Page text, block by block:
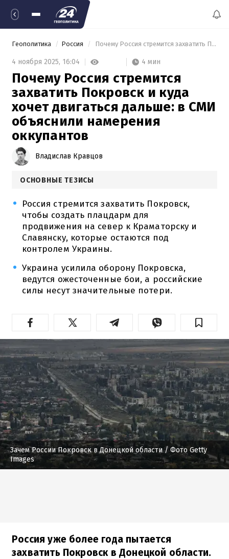
Геополитика Россия Почему Россия стремится захватить Покровск и куда хочет двигаться дальше: в СМИ объяснили намерения оккупантов
4 ноября 2025, 16:04 4 мин
Почему Россия стремится
захватить Покровск и куда
хочет двигаться дальше: в СМИ
объяснили намерения
оккупантов
Владислав Кравцов
ОСНОВНЫЕ ТЕЗИСЫ
Россия стремится захватить Покровск,
чтобы создать плацдарм для
продвижения на север к Краматорску и
Славянску, которые остаются под
контролем Украины.
Украина усилила оборону Покровска,
ведутся ожесточенные бои, а российские
силы несут значительные потери.
Зачем России Покровск в Донецкой области/ Фото Getty
Images
Россия уже более года пытается
захватить Покровск в Донецкой области.